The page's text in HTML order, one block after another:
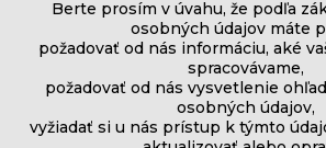
Berte prosím v úvahu, že podľa
osobných údajov máte
požadovať od nás informáciu, aké
spracovávame,
požadovať od nás vysvetlenie
osobných údajov,
vyžiadať si u nás prístup k týmto